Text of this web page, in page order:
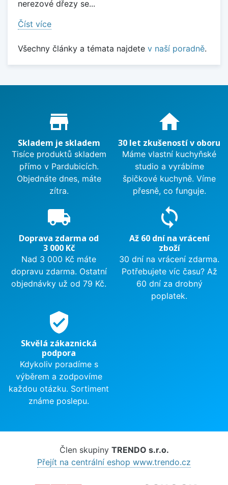
nerezové dřezy se...
Číst více
Všechny články a témata najdete v naší poradně.
Proč nakupovat u nás?
store_mall_directory
Skladem je skladem
Tisíce produktů skladem
přímo v Pardubicích.
Objednáte dnes, máte
zítra.
home
30 let zkušeností v oboru
Máme vlastní kuchyňské
studio a vyrábíme
špičkové kuchyně. Víme
přesně, co funguje.
local_shipping
Doprava zdarma od
3 000 Kč
Nad 3 000 Kč máte
dopravu zdarma. Ostatní
objednávky už od 79 Kč.
sync
Až 60 dní na vrácení
zboží
30 dní na vrácení zdarma.
Potřebujete víc času? Až
60 dní za drobný
poplatek.
verified_user
Skvělá zákaznická
podpora
Kdykoliv poradíme s
výběrem a zodpovíme
každou otázku. Sortiment
známe poslepu.
Člen skupiny TRENDO s.r.o.
Přejít na centrální eshop www.trendo.cz